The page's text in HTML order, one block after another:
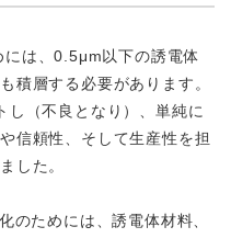
は、0.5μm以下の誘電体
積層する必要があります。
し（不良となり）、単純に
信頼性、そして生産性を担
した。
のためには、誘電体材料、